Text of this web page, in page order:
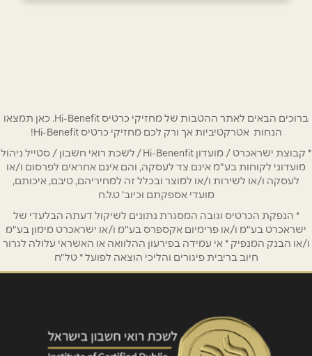
טלפון*
אימייל *
אנא חזרו אלי בקשר ל...
הודעה *
ברוכים הבאים לאתר ההטבות של מחזיקי כרטיס Hi-Benefit. כאן תמצאו
הנחות אטרקטיביות אך ורק לכם מחזיקי כרטיס Hi-Benefit!
* קבוצת ישראכרט / מועדון Hi-Benenfit / לשכת רואי חשבון / סטייל ניהול
מועדוני לקוחות בע"מ אינם צד לעסקה, והם אינם אחראים לפרסום ו/או
לעסקה ו/או לשירות ו/או למוצר ובכלל זה למחיריהם, טיבם, איכותם,
מועדי אספקתם וכיוב' ט.ל.ח
* הנפקת הכרטיס וגובה המסגרת נתונים לשיקול דעתה הבלעדי של
ישראכרט בע"מ ו/או פרימיום אקספרס בע"מ ו/או ישראכרט מימון בע"מ
ו/או הבנק המנפיק * אי עמידה בפירעון ההלוואה או האשראי עלולה לגרור
חיוב בריבית פיגורים והליכי הוצאה לפועל * טל"ח